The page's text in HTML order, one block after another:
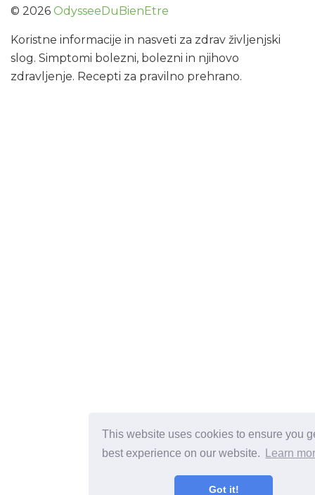
This website uses cookies to ensure you
best experience on our website.
Learn
Got it!
© 2026 OdysseeDuBienEtre
Koristne informacije in nasveti za zdrav življenjski
slog. Simptomi bolezni, bolezni in njihovo
zdravljenje. Recepti za pravilno prehrano.